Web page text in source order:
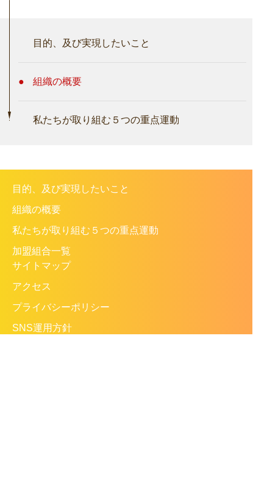
目的、及び実現したいこと
組織の概要
私たちが取り組む５つの重点運動
目的、及び実現したいこと
組織の概要
私たちが取り組む５つの重点運動
加盟組合一覧
サイトマップ
アクセス
プライバシーポリシー
SNS運用方針